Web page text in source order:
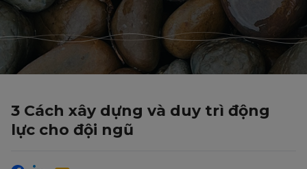
3 Cách xây dựng và duy trì động
lực cho đội ngũ